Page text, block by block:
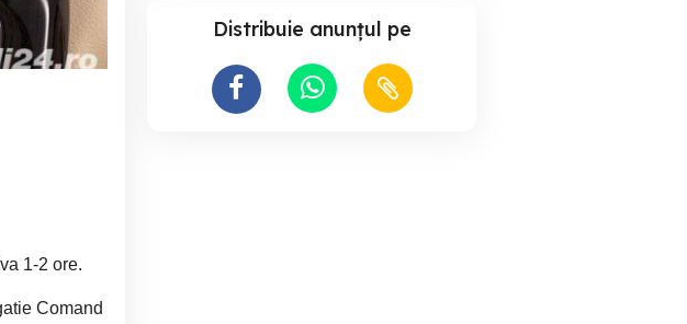
1-2 ore.
Comand
Distribuie anunțul pe